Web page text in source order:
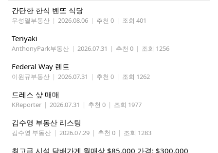
간단한 한식 벤또 식당
우성열부동산 | 2026.08.06 | 추천 0 | 조회 401
Teriyaki
AnthonyPark부동산 | 2026.07.31 | 추천 0 | 조회 1256
Federal Way 렌트
이원규부동산 | 2026.07.31 | 추천 0 | 조회 1262
드레스 샾 매매
KReporter | 2026.07.31 | 추천 0 | 조회 1977
김수영 부동산 리스팅
김수영 부동산 | 2026.07.29 | 추천 0 | 조회 1283
최고급 시설 담배가게 월매상 $85,000 가격: $300,000